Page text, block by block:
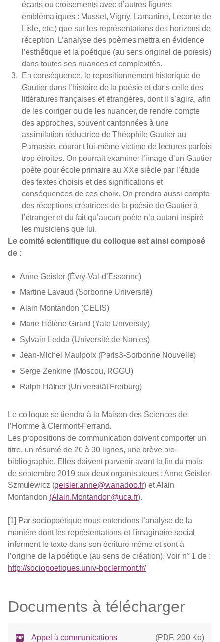
écarts ou croisements avec d’autres figures
emblématiques : Musset, Vigny, Lamartine, Leconte de
Lisle, etc.) que sur les représentations des horizons de
réception. L’analyse des poèmes mettra en évidence
l’esthétique et la poétique (au sens originel de poïesis)
dans toutes ses nuances et complexités.
En conséquence, le repositionnement historique de
Gautier dans l’histoire de la poésie et dans celle des
littératures françaises et étrangères, dont il s’agira, afin
de les corriger ou de les nuancer, de rendre compte
des approches, souvent cantonnées à une
assimilation réductrice de Théophile Gautier au
Parnasse, courant lui-même victime de lectures parfois
trop étroites. On pourrait examiner l’image d’un Gautier
poète pour école primaire au XXe siècle par l’étude
des textes choisis et des significations et
conséquences de ces choix. On prendra aussi compte
des réceptions créatrices de la poésie de Gautier à
l’étranger et du fait qu’aucun poète n’a autant inspiré
les musiciens que lui.
Le comité scientifique du colloque est ainsi composé
de :
Anne Geisler (Évry-Val-d’Essonne)
Martine Lavaud (Sorbonne Université)
Alain Montandon (CELIS)
Marie Hélène Girard (Yale University)
Sylvain Ledda (Université de Nantes)
Jean-Michel Maulpoix (Paris3-Sorbonne Nouvelle)
Serge Zenkine (Moscou, RGGU)
Ralph Häfner (Universität Freiburg)
Le colloque se tiendra à la Maison des Sciences de
l’Homme à Clermont-Ferrand.
Les propositions de communication doivent comporter un
titre, un résumé de 20 à 30 lignes, une brève bio-
bibliographie. Elles doivent parvenir avant la fin du mois
de septembre 2019 aux deux organisateurs : Anne Geisler-
Szmulewicz (geisler.anne@wanadoo.fr) et Alain
Montandon (Alain.Montandon@uca.fr).
[1] Par sociopoétique nous entendons l’analyse de la
manière dont les représentations et l'imaginaire social
informent le texte dans son écriture même et sont à
l’origine de la poétique (au sens de création). Voir n° 1 de :
http://sociopoetiques.univ-bpclermont.fr/
Documents à télécharger
Appel à communications (PDF, 200 Ko)